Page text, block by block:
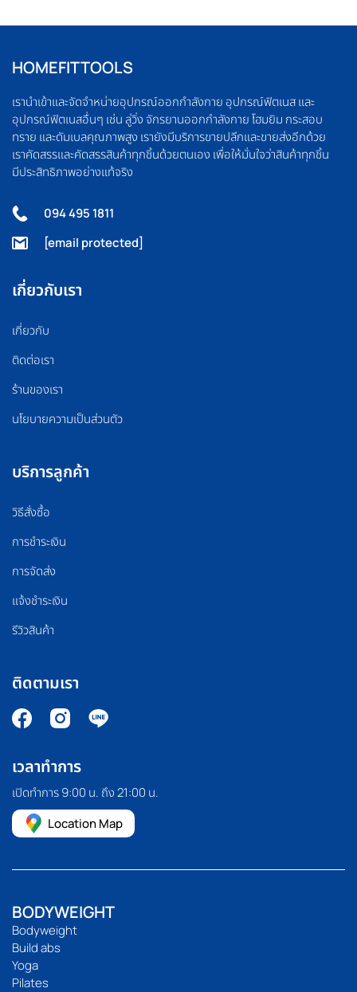
HOMEFITTOOLS
เรานำเข้าและจัดจำหน่ายอุปกรณ์ออกกำลังกาย อุปกรณ์ฟิตเนส และ
อุปกรณ์ฟิตเนสอื่นๆ เช่น ลู่วิ่ง จักรยานออกกำลังกาย โฮมยิม กระสอบ
ทราย และดัมเบลคุณภาพสูง เรายังมีบริการขายปลีกและขายส่งอีกด้วย
เราคัดสรรและคัดสรรสินค้าทุกชิ้นด้วยตนเอง เพื่อให้มั่นใจว่าสินค้าทุกชิ้น
มีประสิทธิภาพอย่างแท้จริง
094 495 1811
[email protected]
เกี่ยวกับเรา
เกี่ยวกับ
ติดต่อเรา
ร้านของเรา
นโยบายความเป็นส่วนตัว
บริการลูกค้า
วิธีสั่งซื้อ
การชำระเงิน
การจัดส่ง
แจ้งชำระเงิน
รีวิวสินค้า
ติดตามเรา
เวลาทำการ
เปิดทำการ 9:00 น. ถึง 21:00 น.
Location Map
BODYWEIGHT
Bodyweight
Build abs
Yoga
Pilates